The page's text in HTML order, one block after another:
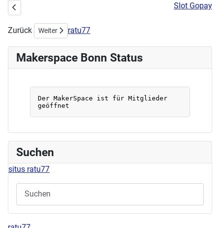
Vorheriger Beitrag: Fröhliche Weihnachten 2023 Slot Gopay
Zurück Nächster Beitrag: Sommer of Solar Love - Fortsetzung
Weiter ratu77
Makerspace Bonn Status
Suchen
situs ratu77